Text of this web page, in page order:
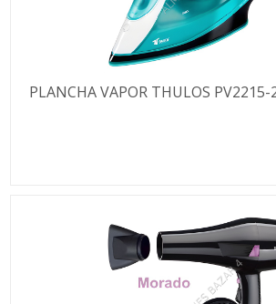
PLANCHA VAPOR THULOS